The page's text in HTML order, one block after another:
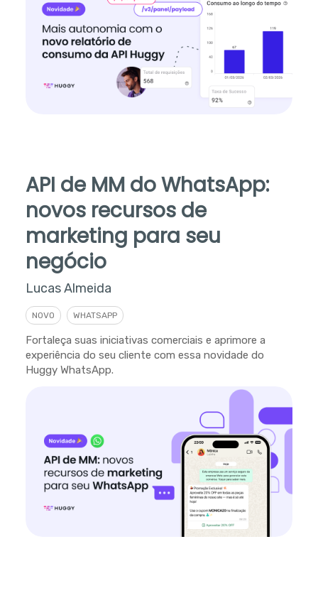
API de MM do WhatsApp:
novos recursos de
marketing para seu
negócio
Lucas Almeida
NOVO WHATSAPP
Fortaleça suas iniciativas comerciais e aprimore a
experiência do seu cliente com essa novidade do
Huggy WhatsApp.